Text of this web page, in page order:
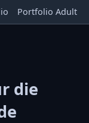
Portfolio Adult
die